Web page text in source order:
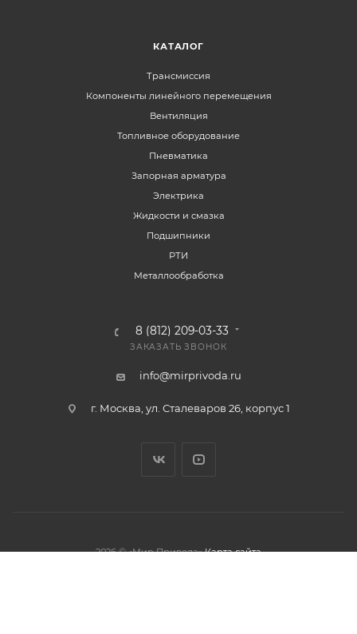
КАТАЛОГ
Трансмиссия
Компоненты линейного перемещения
Вентиляция
Топливное оборудование
Пневматика
Запорная арматура
Электрика
Жидкости и смазка
Подшипники
РТИ
Металлообработка
8 (812) 209-03-33
ЗАКАЗАТЬ ЗВОНОК
info@mirprivoda.ru
г. Москва, ул. Сталеваров 26, корпус 1
2026 © «Мир Привода» Карта сайта